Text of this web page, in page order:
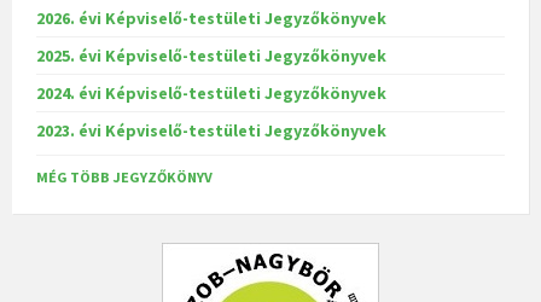
2026. évi Képviselő-testületi Jegyzőkönyvek
2025. évi Képviselő-testületi Jegyzőkönyvek
2024. évi Képviselő-testületi Jegyzőkönyvek
2023. évi Képviselő-testületi Jegyzőkönyvek
MÉG TÖBB JEGYZŐKÖNYV